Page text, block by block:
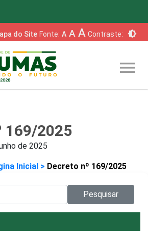
do Site Fonte: A A A Contraste: brightness_6
menu
169/2025
de 2025
Inicial > Decreto nº 169/2025
Pesquisar